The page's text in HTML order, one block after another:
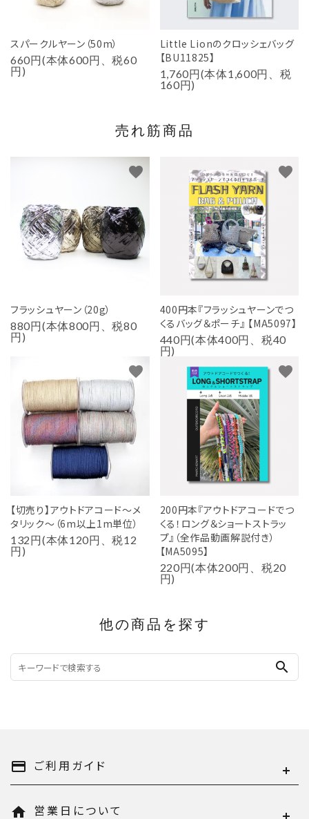
スパークルヤーン（50m）
660円(本体600円、税60
円)
Little Lionのクロッシェバッグ
【BU11825】
1,760円(本体1,600円、税
160円)
売れ筋商品
フラッシュヤーン（20g）
880円(本体800円、税80
円)
favorite
400円本『フラッシュヤーンでつ
くるバッグ＆ポーチ』 【MA5097】
440円(本体400円、税40
円)
favorite
【切売り】アウトドアコード～メ
タリック～（6m以上1m単位）
132円(本体120円、税12
円)
favorite
200円本『アウトドアコードでつ
くる！ロング＆ショートストラッ
プ』（全作品動画解説付き）
【MA5095】
220円(本体200円、税20
円)
favorite
他の商品を探す
search
payment ご利用ガイド
home 営業日について